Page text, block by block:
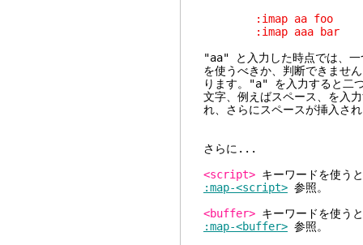
:imap aa foo
:imap aaa bar
"aa" と入力した時点では、一
を使うべきか、判断できませ
ります。"a" を入力すると二
文字、例えばスペース、を入
れ、さらにスペースが挿入さ
さらに...
<script> キーワードを使う
:map-<script> 参照。
<buffer> キーワードを使う
:map-<buffer> 参照。